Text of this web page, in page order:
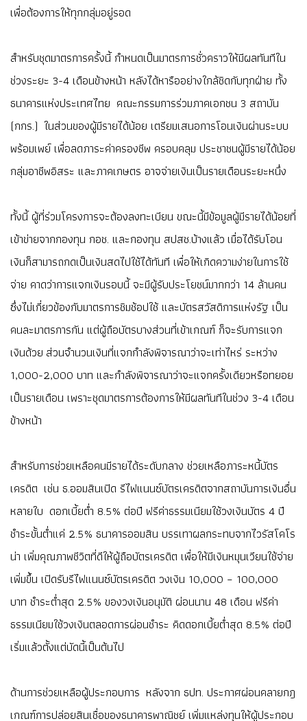
เพื่อต้องการให้ทุกกลุ่มอยู่รอด
สำหรับชุดมาตรการครั้งนี้ กำหนดเป็นมาตรการชั่วคราวให้มีผลทันทีใน
ช่วงระยะ 3-4 เดือนข้างหน้า หลังได้หารืออย่างใกล้ชิดกับทุกฝ่าย ทั้ง
ธนาคารแห่งประเทศไทย คณะกรรมการร่วมภาคเอกชน 3 สถาบัน
(กกร.) ในส่วนของผู้มีรายได้น้อย เตรียมเสนอการโอนเงินผ่านระบบ
พร้อมเพย์ เพื่อลดภาระค่าครองชีพ ครอบคลุม ประชาชนผู้มีรายได้น้อย
กลุ่มอาชีพอิสระ และภาคเกษตร อาจจ่ายเงินเป็นรายเดือนระยะหนึ่ง
ทั้งนี้ ผู้ที่ร่วมโครงการจะต้องลงทะเบียน ขณะนี้มีข้อมูลผู้มีรายได้น้อยที่
เข้าข่ายจากกองทุน กอช. และกองทุน สปสช.บ้างแล้ว เมื่อได้รับโอน
เงินก็สามารถกดเป็นเงินสดไปใช้ได้ทันที เพื่อให้เกิดความง่ายในการใช้
จ่าย คาดว่าการแจกเงินรอบนี้ จะมีผู้รับประโยชน์มากกว่า 14 ล้านคน
ซึ่งไม่เกี่ยวข้องกับมาตรการชิมช้อปใช้ และบัตรสวัสดิการแห่งรัฐ เป็น
คนละมาตรการกัน แต่ผู้ถือบัตรบางส่วนที่เข้าเกณฑ์ ก็จะรับการแจก
เงินด้วย ส่วนจำนวนเงินที่แจกกำลังพิจารณาว่าจะเท่าไหร่ ระหว่าง
1,000-2,000 บาท และกำลังพิจารณาว่าจะแจกครั้งเดียวหรือทยอย
เป็นรายเดือน เพราะชุดมาตรการต้องการให้มีผลทันทีในช่วง 3-4 เดือน
ข้างหน้า
สำหรับการช่วยเหลือคนมีรายได้ระดับกลาง ช่วยเหลือภาระหนี้บัตร
เครดิต เช่น ธ.ออมสินเปิด รีไฟแนนซ์บัตรเครดิตจากสถาบันการเงินอื่น
หลายใบ ดอกเบี้ยต่ำ 8.5% ต่อปี ฟรีค่าธรรมเนียมใช้วงเงินบัตร 4 ปี
ชำระขั้นต่ำแค่ 2.5% ธนาคารออมสิน บรรเทาผลกระทบจากไวรัสโคโร
น่า เพิ่มคุณภาพชีวิตที่ดีให้ผู้ถือบัตรเครดิต เพื่อให้มีเงินหมุนเวียนใช้จ่าย
เพิ่มขึ้น เปิดรับรีไฟแนนซ์บัตรเครดิต วงเงิน 10,000 – 100,000
บาท ชำระต่ำสุด 2.5% ของวงเงินอนุมัติ ผ่อนนาน 48 เดือน ฟรีค่า
ธรรมเนียมใช้วงเงินตลอดการผ่อนชำระ คิดดอกเบี้ยต่ำสุด 8.5% ต่อปี
เริ่มแล้วตั้งแต่บัดนี้เป็นต้นไป
ด้านการช่วยเหลือผู้ประกอบการ หลังจาก ธปท. ประกาศผ่อนคลายกฎ
เกณฑ์การปล่อยสินเชื่อของธนาคารพาณิชย์ เพิ่มแหล่งทุนให้ผู้ประกอบ